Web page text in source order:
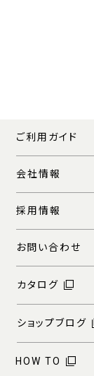
ご利用ガイド
会社情報
採用情報
お問い合わせ
カタログ
ショップブログ
HOW TO